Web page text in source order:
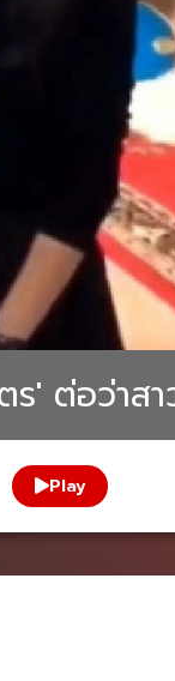
ร' ต่อว่า
Play